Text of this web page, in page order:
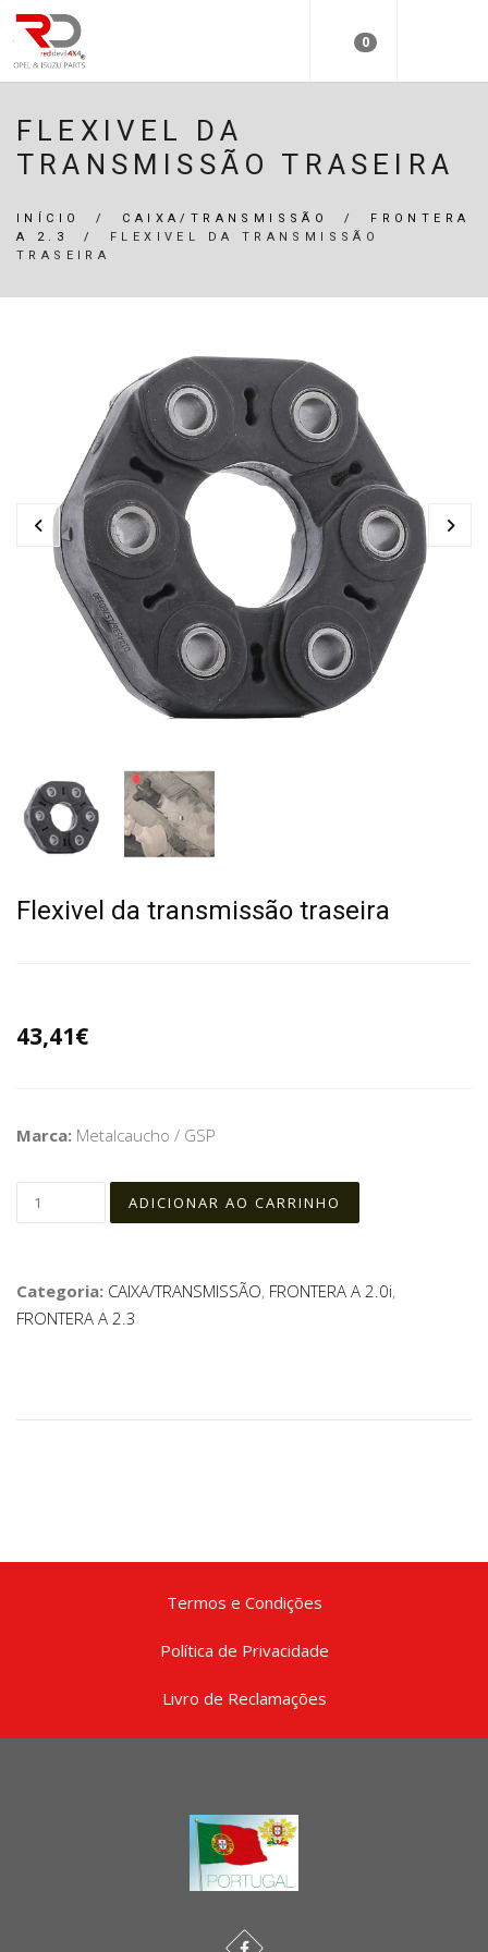
0
FLEXIVEL DA
TRANSMISSÃO TRASEIRA
INÍCIO / CAIXA/TRANSMISSÃO / FRONTERA
A 2.3
/ FLEXIVEL DA TRANSMISSÃO
TRASEIRA
Flexivel da transmissão traseira
43,41€
Marca: Metalcaucho / GSP
Categoria: CAIXA/TRANSMISSÃO, FRONTERA A 2.0i,
FRONTERA A 2.3
Termos e Condições
Política de Privacidade
Livro de Reclamações